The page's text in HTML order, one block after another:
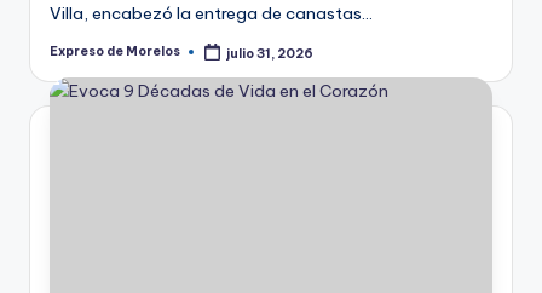
Villa, encabezó la entrega de canastas…
Publicado
Expreso de Morelos julio 31, 2026